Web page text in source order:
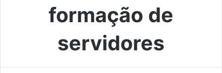
formação de
servidores